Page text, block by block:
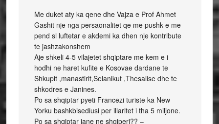
Me duket aty ka qene dhe Vajza e Prof Ahmet
Gashit nje nga persaonalitet qe me pushk e me
pend si luftetar e akdemi ka dhen nje kontribute
te jashzakonshem
Aje shkeli 4-5 vilajetet shqiptare me kem e i
hodhi ne haret kufite e Kosovae dardane te
Shkupit ,manastirit,Selanikut ,Thesalise dhe te
shkodres e Janines.
Po sa shqiptar pyeti Francezi turiste ka New
Yorku bashkbisediusi per illaritet i tha 5 miljone.
Po sa shqiptar jane ne shqiperi?? –